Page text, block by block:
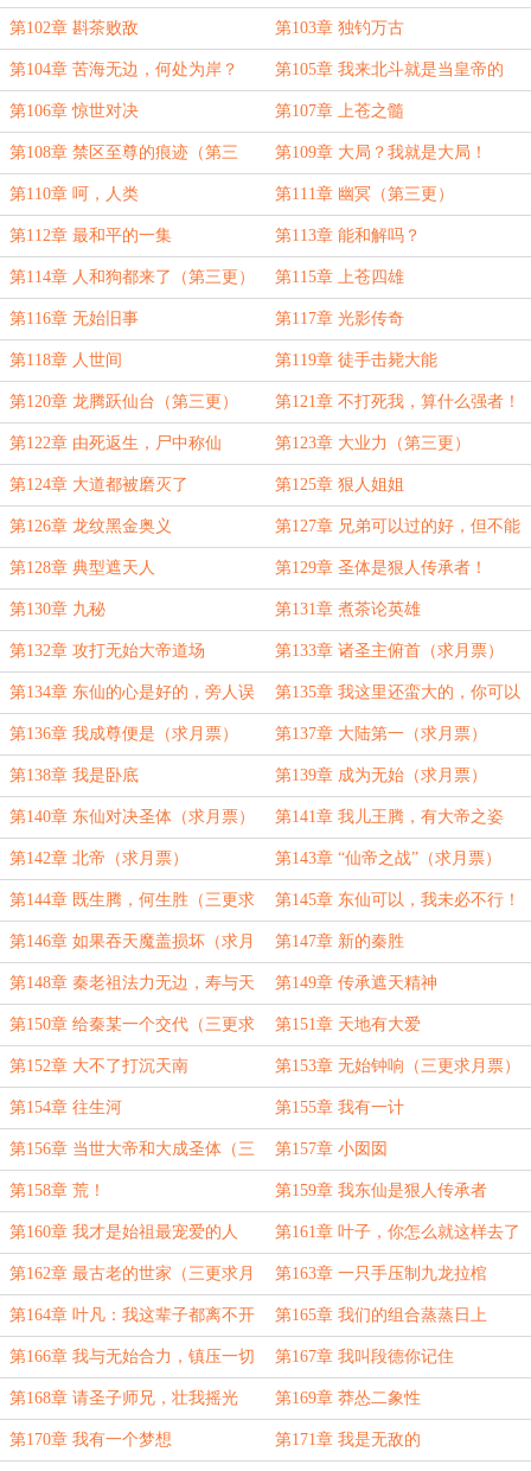
尽！
第102章 斟茶败敌 第103章 独钓万古
第104章 苦海无边，何处为岸？ 第105章 我来北斗就是当皇帝的
第106章 惊世对决 第107章 上苍之髓
第108章 禁区至尊的痕迹（第三
更）
第109章 大局？我就是大局！
第110章 呵，人类 第111章 幽冥（第三更）
第112章 最和平的一集 第113章 能和解吗？
第114章 人和狗都来了（第三更） 第115章 上苍四雄
第116章 无始旧事 第117章 光影传奇
第118章 人世间 第119章 徒手击毙大能
第120章 龙腾跃仙台（第三更） 第121章 不打死我，算什么强者！
第122章 由死返生，尸中称仙 第123章 大业力（第三更）
第124章 大道都被磨灭了 第125章 狠人姐姐
第126章 龙纹黑金奥义 第127章 兄弟可以过的好，但不能
太好
第128章 典型遮天人 第129章 圣体是狠人传承者！
第130章 九秘 第131章 煮茶论英雄
第132章 攻打无始大帝道场 第133章 诸圣主俯首（求月票）
第134章 东仙的心是好的，旁人误
解了他
第135章 我这里还蛮大的，你可以
过来住（三更）
第136章 我成尊便是（求月票） 第137章 大陆第一（求月票）
第138章 我是卧底 第139章 成为无始（求月票）
第140章 东仙对决圣体（求月票） 第141章 我儿王腾，有大帝之姿
第142章 北帝（求月票） 第143章 “仙帝之战”（求月票）
第144章 既生腾，何生胜（三更求
月票）
第145章 东仙可以，我未必不行！
（求月票）
第146章 如果吞天魔盖损坏（求月
票）
第147章 新的秦胜
第148章 秦老祖法力无边，寿与天
齐
第149章 传承遮天精神
第150章 给秦某一个交代（三更求
月票）
第151章 天地有大爱
第152章 大不了打沉天南 第153章 无始钟响（三更求月票）
第154章 往生河 第155章 我有一计
第156章 当世大帝和大成圣体（三
更求月票）
第157章 小囡囡
第158章 荒！ 第159章 我东仙是狠人传承者
第160章 我才是始祖最宠爱的人 第161章 叶子，你怎么就这样去了
啊！
第162章 最古老的世家（三更求月
票）
第163章 一只手压制九龙拉棺
第164章 叶凡：我这辈子都离不开
你
第165章 我们的组合蒸蒸日上
第166章 我与无始合力，镇压一切
敌
第167章 我叫段德你记住
第168章 请圣子师兄，壮我摇光 第169章 莽怂二象性
第170章 我有一个梦想 第171章 我是无敌的